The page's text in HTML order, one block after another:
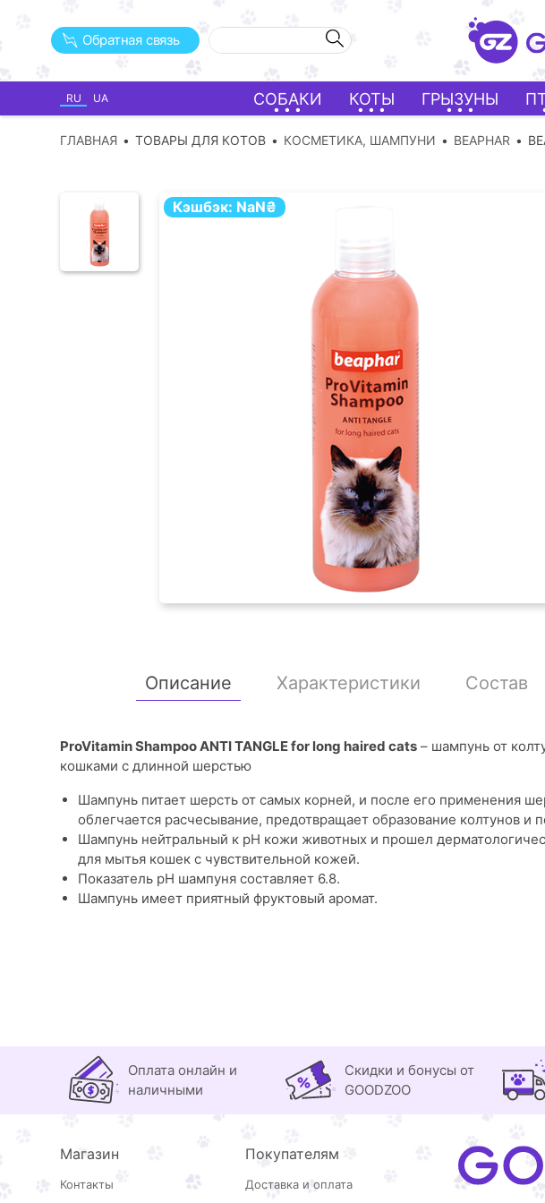
Обратная связь
RU UA СОБАКИ КОТЫ ГРЫЗУНЫ
ГЛАВНАЯ ТОВАРЫ ДЛЯ КОТОВ КОСМЕТИКА, ШАМПУНИ BEAPHAR
Кэшбэк: NaN₴
Описание Характеристики Состав
ProVitamin Shampoo ANTI TANGLE for long haired cats – шампунь от
кошками с длинной шерстью
Шампунь питает шерсть от самых корней, и после его применения
облегчается расчесывание, предотвращает образование колтунов
Шампунь нейтральный к рН кожи животных и прошел
для мытья кошек с чувствительной кожей.
Показатель pH шампуня составляет 6.8.
Шампунь имеет приятный фруктовый аромат.
Оплата онлайн и
наличными
Скидки и бонусы от
GOODZOO
Магазин
Контакты
Покупателям
Доставка и оплата